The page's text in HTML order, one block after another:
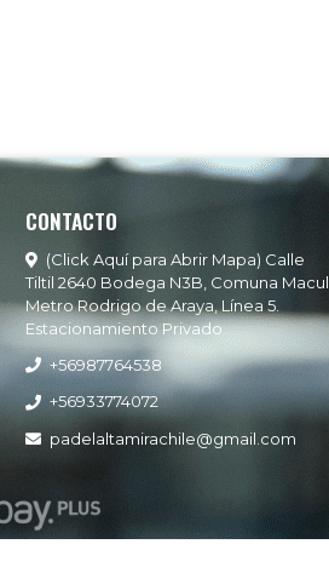
CONTACTO
(Click Aquí para Abrir Mapa) Calle
Tiltil 2640 Bodega N3B, Comuna Macul.
Metro Rodrigo de Araya, Línea 5.
Estacionamiento Privado
+56987764538
+56933774072
padelaltamirachile@gmail.com